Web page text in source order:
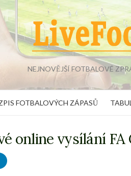
NEJNOVĚJŠÍ FOTBALOVÉ
FOTBALOVÝCH ZÁPASŮ
online vysílání FA